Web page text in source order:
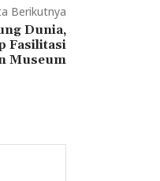
Berikutnya
Dunia,
Fasilitasi
Museum